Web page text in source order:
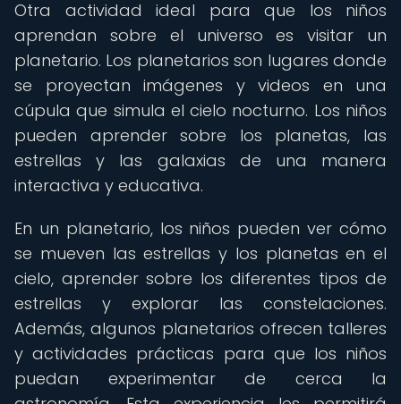
Otra actividad ideal para que los niños
aprendan sobre el universo es visitar un
planetario. Los planetarios son lugares donde
se proyectan imágenes y videos en una
cúpula que simula el cielo nocturno. Los niños
pueden aprender sobre los planetas, las
estrellas y las galaxias de una manera
interactiva y educativa.
En un planetario, los niños pueden ver cómo
se mueven las estrellas y los planetas en el
cielo, aprender sobre los diferentes tipos de
estrellas y explorar las constelaciones.
Además, algunos planetarios ofrecen talleres
y actividades prácticas para que los niños
puedan experimentar de cerca la